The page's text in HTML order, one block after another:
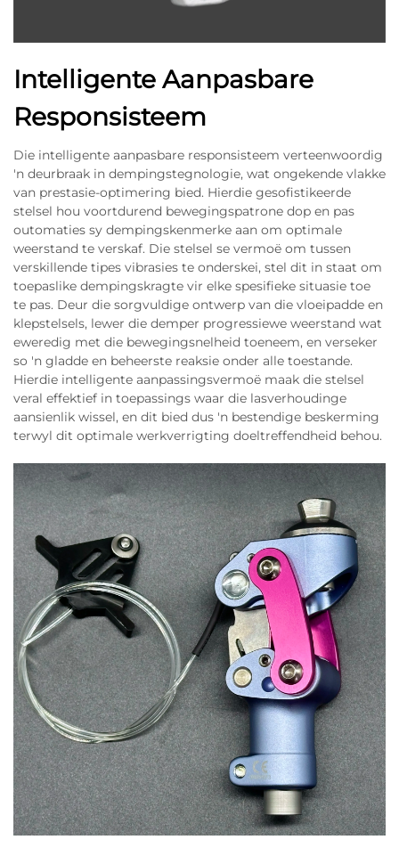
Intelligente Aanpasbare
Responsisteem
Die intelligente aanpasbare responsisteem verteenwoordig
'n deurbraak in dempingstegnologie, wat ongekende vlakke
van prestasie-optimering bied. Hierdie gesofistikeerde
stelsel hou voortdurend bewegingspatrone dop en pas
outomaties sy dempingskenmerke aan om optimale
weerstand te verskaf. Die stelsel se vermoë om tussen
verskillende tipes vibrasies te onderskei, stel dit in staat om
toepaslike dempingskragte vir elke spesifieke situasie toe
te pas. Deur die sorgvuldige ontwerp van die vloeipadde en
klepstelsels, lewer die demper progressiewe weerstand wat
eweredig met die bewegingsnelheid toeneem, en verseker
so 'n gladde en beheerste reaksie onder alle toestande.
Hierdie intelligente aanpassingsvermoë maak die stelsel
veral effektief in toepassings waar die lasverhoudinge
aansienlik wissel, en dit bied dus 'n bestendige beskerming
terwyl dit optimale werkverrigting doeltreffendheid behou.